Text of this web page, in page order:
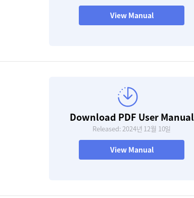
View Manual
Download PDF User Manual
Released: 2024년 12월 10일
View Manual